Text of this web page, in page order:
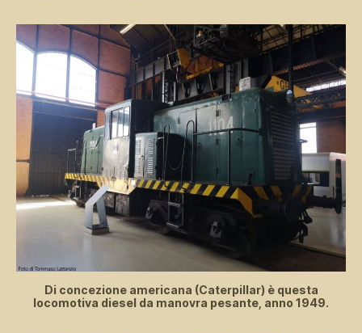
Di concezione americana (Caterpillar) è questa
locomotiva diesel da manovra pesante, anno 1949.